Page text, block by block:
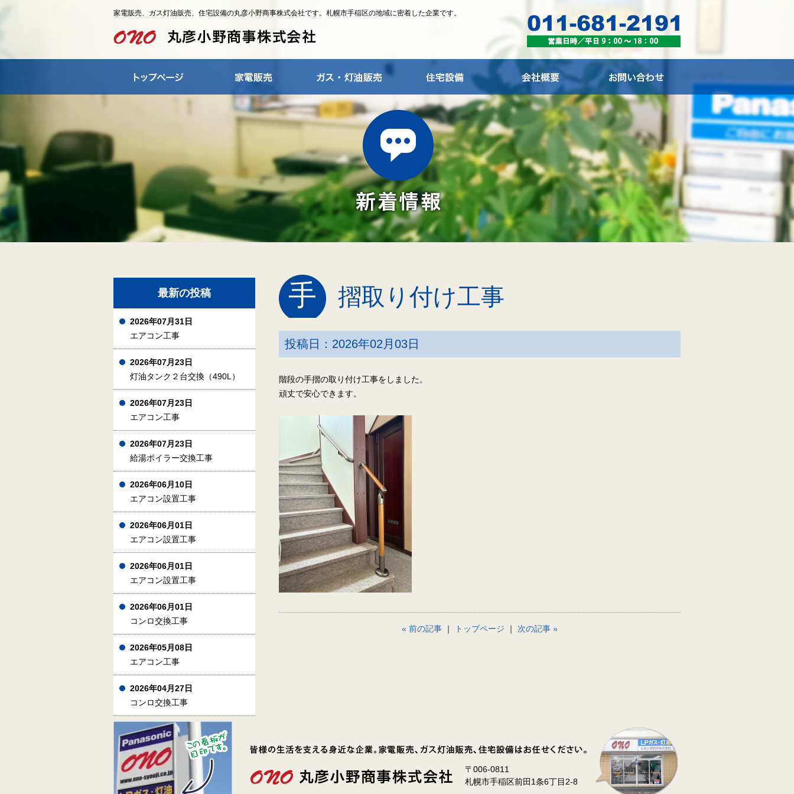
家電販売、ガス灯油販売、住宅設備の丸彦小野商事株式会社です。札幌市手稲区の地域に密着した企業です。
手 摺取り付け工事
投稿日：2026年02月03日
階段の手摺の取り付け工事をしました。
頑丈で安心できます。
« 前の記事 ｜ トップページ ｜ 次の記事 »
最新の投稿
2026年07月31日
エアコン工事
2026年07月23日
灯油タンク２台交換（490L）
2026年07月23日
エアコン工事
2026年07月23日
給湯ボイラー交換工事
2026年06月10日
エアコン設置工事
2026年06月01日
エアコン設置工事
2026年06月01日
エアコン設置工事
2026年06月01日
コンロ交換工事
2026年05月08日
エアコン工事
2026年04月27日
コンロ交換工事
〒006-0811
札幌市手稲区前田1条6丁目2-8